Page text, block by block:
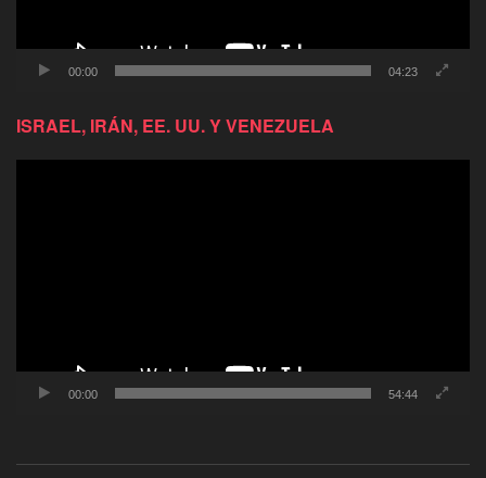
00:00 04:23
ISRAEL, IRÁN, EE. UU. Y VENEZUELA
00:00 54:44